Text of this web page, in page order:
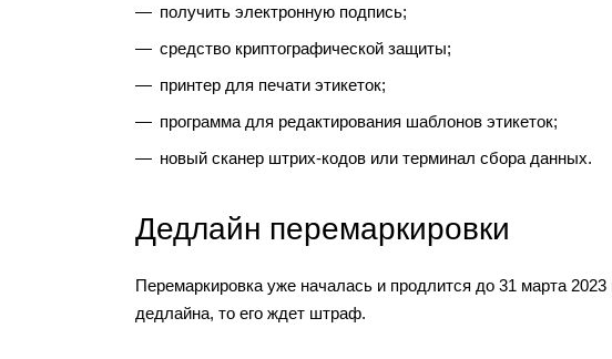
получить электронную подпись;
средство криптографической защиты;
принтер для печати этикеток;
программа для редактирования шаблонов этикеток;
новый сканер штрих-кодов или терминал сбора данных.
Дедлайн перемаркировки
Перемаркировка уже началась и продлится до 31 марта
дедлайна, то его ждет штраф.